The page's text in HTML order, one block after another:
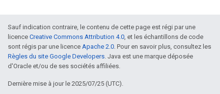
Sauf indication contraire, le contenu de cette page est régi par une
licence Creative Commons Attribution 4.0 , et les échantillons de code
sont régis par une licence Apache 2.0 . Pour en savoir plus, consultez les
Règles du site Google Developers . Java est une marque déposée
d'Oracle et/ou de ses sociétés affiliées.
Dernière mise à jour le 2025/07/25 (UTC).